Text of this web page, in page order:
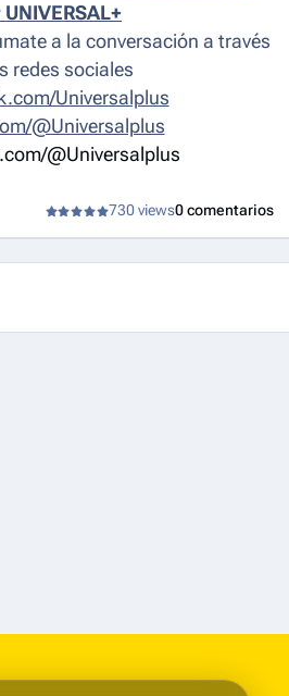
a la conversación a través
redes sociales
Universalplus
@Universalplus
@Universalplus
730 views0 comentarios